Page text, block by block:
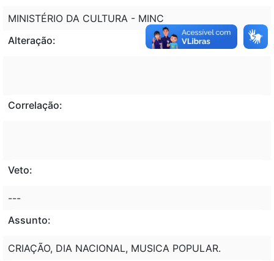
MINISTÉRIO DA CULTURA - MINC
Alteração:
Correlação:
Veto:
---
Assunto:
CRIAÇÃO, DIA NACIONAL, MUSICA POPULAR.